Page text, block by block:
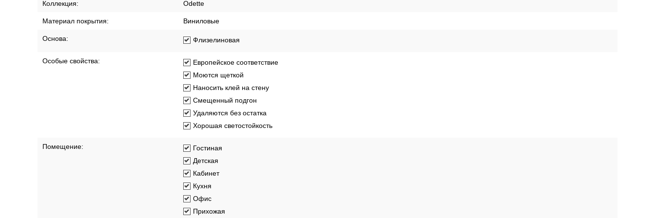
Коллекция: Odette
Материал покрытия: Виниловые
Основа: Флизелиновая
Особые свойства:
Европейское соответствие
Моются щеткой
Наносить клей на стену
Смещенный подгон
Удаляются без остатка
Хорошая светостойкость
Помещение:
Гостиная
Детская
Кабинет
Кухня
Офис
Прихожая